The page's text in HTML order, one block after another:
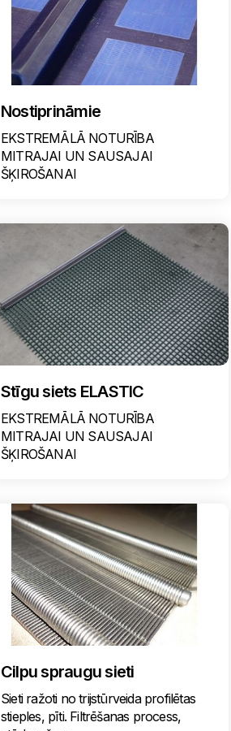
Nostiprināmie
EKSTREMĀLĀ NOTURĪBA
MITRAJAI UN SAUSAJAI
ŠĶIROŠANAI
Stīgu siets ELASTIC
EKSTREMĀLĀ NOTURĪBA
MITRAJAI UN SAUSAJAI
ŠĶIROŠANAI
Cilpu spraugu sieti
Sieti ražoti no trijstūrveida profilētas
stieples, pīti. Filtrēšanas process,